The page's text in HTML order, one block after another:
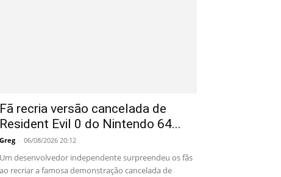
Fã recria versão cancelada de
Resident Evil 0 do Nintendo 64...
Greg - 06/08/2026 20:12
Um desenvolvedor independente surpreendeu os fãs
ao recriar a famosa demonstração cancelada de